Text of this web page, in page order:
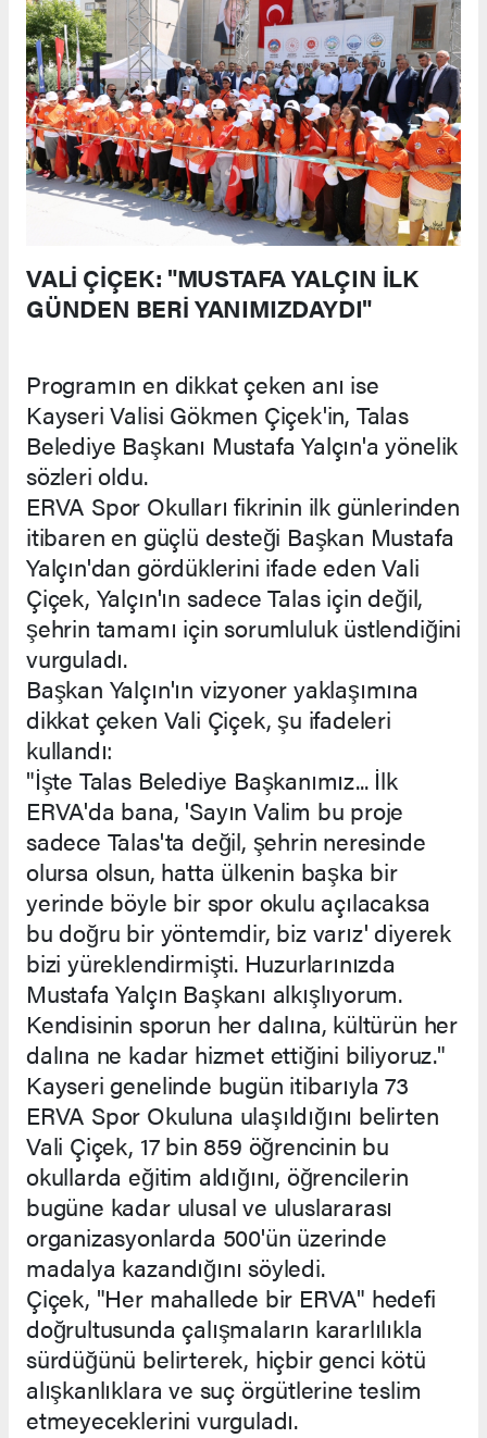
VALİ ÇİÇEK: "MUSTAFA YALÇIN İLK
GÜNDEN BERİ YANIMIZDAYDI"
Programın en dikkat çeken anı ise
Kayseri Valisi Gökmen Çiçek'in, Talas
Belediye Başkanı Mustafa Yalçın'a yönelik
sözleri oldu.
ERVA Spor Okulları fikrinin ilk günlerinden
itibaren en güçlü desteği Başkan Mustafa
Yalçın'dan gördüklerini ifade eden Vali
Çiçek, Yalçın'ın sadece Talas için değil,
şehrin tamamı için sorumluluk üstlendiğini
vurguladı.
Başkan Yalçın'ın vizyoner yaklaşımına
dikkat çeken Vali Çiçek, şu ifadeleri
kullandı:
"İşte Talas Belediye Başkanımız... İlk
ERVA'da bana, 'Sayın Valim bu proje
sadece Talas'ta değil, şehrin neresinde
olursa olsun, hatta ülkenin başka bir
yerinde böyle bir spor okulu açılacaksa
bu doğru bir yöntemdir, biz varız' diyerek
bizi yüreklendirmişti. Huzurlarınızda
Mustafa Yalçın Başkanı alkışlıyorum.
Kendisinin sporun her dalına, kültürün her
dalına ne kadar hizmet ettiğini biliyoruz."
Kayseri genelinde bugün itibarıyla 73
ERVA Spor Okuluna ulaşıldığını belirten
Vali Çiçek, 17 bin 859 öğrencinin bu
okullarda eğitim aldığını, öğrencilerin
bugüne kadar ulusal ve uluslararası
organizasyonlarda 500'ün üzerinde
madalya kazandığını söyledi.
Çiçek, "Her mahallede bir ERVA" hedefi
doğrultusunda çalışmaların kararlılıkla
sürdüğünü belirterek, hiçbir genci kötü
alışkanlıklara ve suç örgütlerine teslim
etmeyeceklerini vurguladı.